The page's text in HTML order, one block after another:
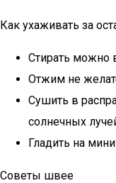
Как ухаживать за
Стирать можно
Отжим не
Сушить в
солнечных
Гладить на
Советы швее